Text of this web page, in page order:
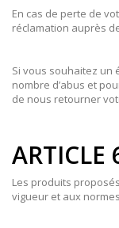
En cas de perte de
réclamation auprès
Si vous souhaitez un
nombre d’abus et
de nous retourner
Les produits
vigueur et aux